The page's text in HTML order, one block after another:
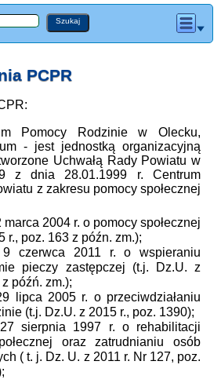
PCPR
Pomocy Rodzinie w Olecku,
- jest jednostką organizacyjną
Uchwałą Rady Powiatu w
z dnia 28.01.1999 r. Centrum
z zakresu pomocy społecznej
2004 r. o pomocy społecznej
r., poz. 163 z późn. zm.);
czerwca 2011 r. o wspieraniu
pieczy zastępczej (t.j. Dz.U. z
późń. zm.);
lipca 2005 r. o przeciwdziałaniu
(t.j. Dz.U. z 2015 r., poz. 1390);
sierpnia 1997 r. o rehabilitacji
oraz zatrudnianiu osób
( t. j. Dz. U. z 2011 r. Nr 127, poz.